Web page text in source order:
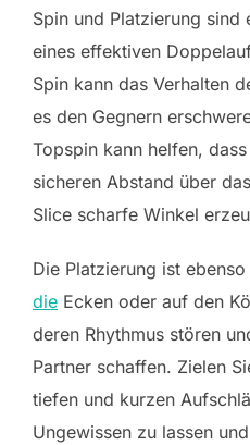
Spin und Platzierung sind
eines effektiven
Spin kann das Verhalten
es den Gegnern
Topspin kann helfen,
sicheren Abstand über
Slice scharfe Winkel
Die Platzierung ist
die Ecken oder auf den
deren Rhythmus stören
Partner schaffen. Zielen
tiefen und kurzen
Ungewissen zu lassen